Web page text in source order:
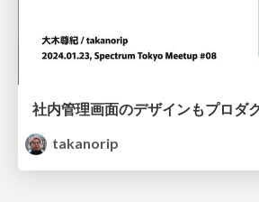
社内管理画面のデザインもプロダ
takanorip